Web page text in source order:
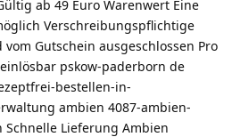
ab 49 Euro Warenwert Eine
Verschreibungspflichtige
Gutschein ausgeschlossen Pro
pskow-paderborn de
bestellen-in-
ambien 4087-ambien-
Lieferung Ambien